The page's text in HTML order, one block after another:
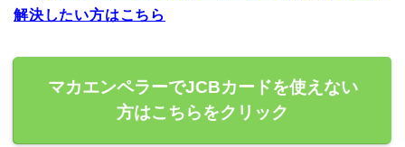
解決したい方はこちら
マカエンペラーでJCBカードを使えない
方はこちらをクリック